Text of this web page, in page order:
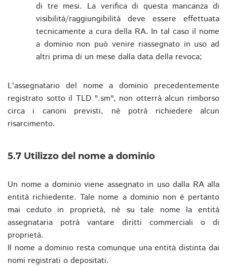
di tre mesi. La verifica di questa mancanza di
visibilità/raggiungibilità deve essere effettuata
tecnicamente a cura della RA. In tal caso il nome
a dominio non può venire riassegnato in uso ad
altri prima di un mese dalla data della revoca;
L'assegnatario del nome a dominio precedentemente
registrato sotto il TLD ".sm", non otterrà alcun rimborso
circa i canoni previsti, nè potrà richiedere alcun
risarcimento.
5.7 Utilizzo del nome a dominio
Un nome a dominio viene assegnato in uso dalla RA alla
entità richiedente. Tale nome a dominio non è pertanto
mai ceduto in proprietà, nè su tale nome la entità
assegnataria potrà vantare diritti commerciali o di
proprietà.
Il nome a dominio resta comunque una entità distinta dai
nomi registrati o depositati.